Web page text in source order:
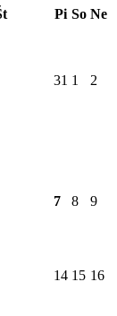
Pi So Ne
31 1 2
7 8 9
14 15 16